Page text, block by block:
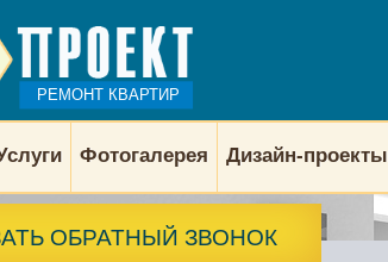
РЕМОНТ КВАРТИР
Фотогалерея Дизайн-проекты
ОБРАТНЫЙ ЗВОНОК